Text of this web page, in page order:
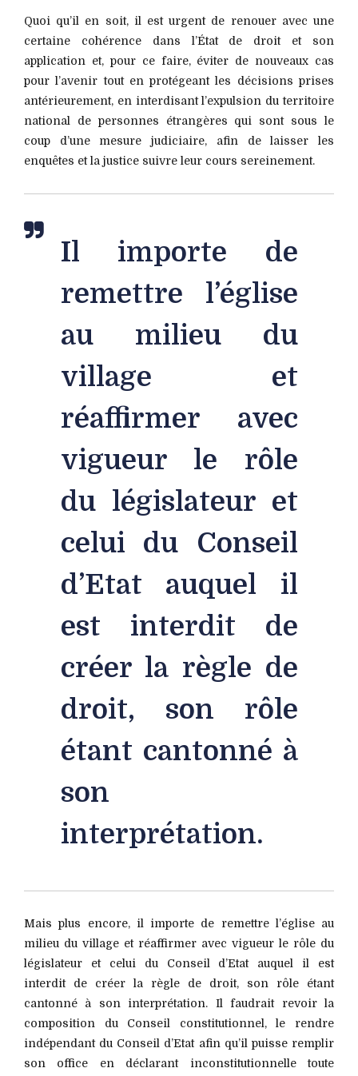
Quoi qu’il en soit, il est urgent de renouer avec une
certaine cohérence dans l’État de droit et son
application et, pour ce faire, éviter de nouveaux cas
pour l’avenir tout en protégeant les décisions prises
antérieurement, en interdisant l’expulsion du territoire
national de personnes étrangères qui sont sous le
coup d’une mesure judiciaire, afin de laisser les
enquêtes et la justice suivre leur cours sereinement.
Il importe de
remettre l’église
au milieu du
village et
réaffirmer avec
vigueur le rôle
du législateur et
celui du Conseil
d’Etat auquel il
est interdit de
créer la règle de
droit, son rôle
étant cantonné à
son
interprétation.
Mais plus encore, il importe de remettre l’église au
milieu du village et réaffirmer avec vigueur le rôle du
législateur et celui du Conseil d’Etat auquel il est
interdit de créer la règle de droit, son rôle étant
cantonné à son interprétation. Il faudrait revoir la
composition du Conseil constitutionnel, le rendre
indépendant du Conseil d’Etat afin qu’il puisse remplir
son office en déclarant inconstitutionnelle toute